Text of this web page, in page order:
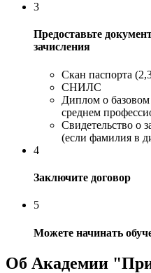
3
Предоставьте
зачисления
Скан паспорта
СНИЛС
Диплом о
среднем
Свидетельство о
(если фамилия в
4
Заключите договор
5
Можете начинать
Об Академии